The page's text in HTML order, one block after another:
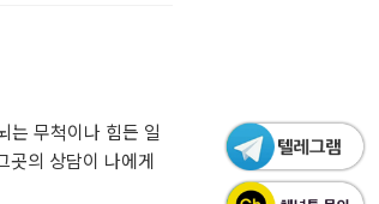
는 무척이나 힘든 일
곳의 상담이 나에게